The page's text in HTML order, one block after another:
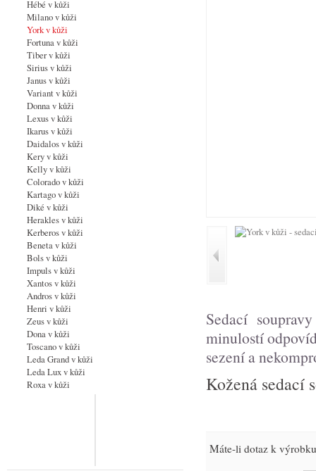
Sedací
minulostí
sezení a
Kožená sedací
Máte-li dotaz k
Hébé v kůži
Milano v kůži
York v kůži
Fortuna v kůži
Tiber v kůži
Sirius v kůži
Janus v kůži
Variant v kůži
Donna v kůži
Lexus v kůži
Ikarus v kůži
Daidalos v kůži
Kery v kůži
Kelly v kůži
Colorado v kůži
Kartago v kůži
Diké v kůži
Herakles v kůži
Kerberos v kůži
Beneta v kůži
Bols v kůži
Impuls v kůži
Xantos v kůži
Andros v kůži
Henri v kůži
Zeus v kůži
Dona v kůži
Toscano v kůži
Leda Grand v kůži
Leda Lux v kůži
Roxa v kůži